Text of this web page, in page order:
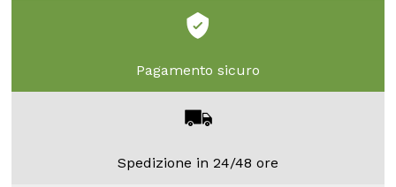
Pagamento sicuro
Spedizione in 24/48 ore